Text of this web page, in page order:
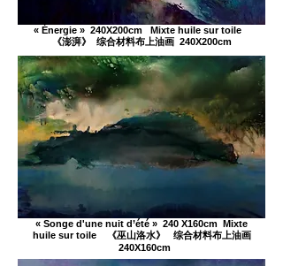
« Énergie » 240X200cm Mixte huile sur toile
《澎湃》 综合材料布上油画 240X200cm
« Songe d'une nuit d’été » 240 X160cm Mixte
huile sur toile 《巫山洛水》 综合材料布上油画
240X160cm